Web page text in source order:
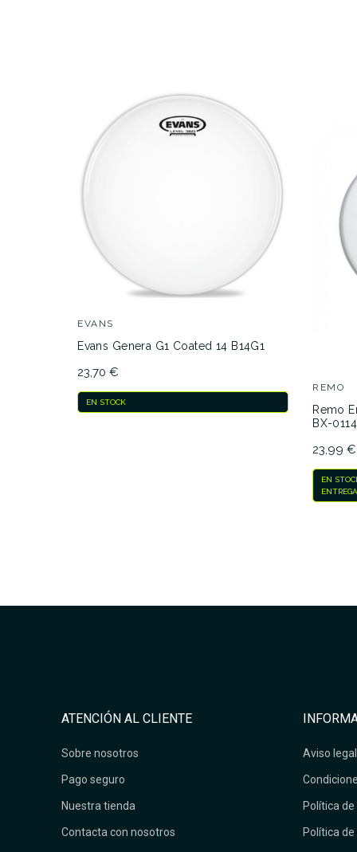
EVANS
Evans Genera G1 Coated 14 B14G1
23,70 €
EN STOCK
REMO
Remo
BX-
23,99 €
EN
ATENCIÓN AL CLIENTE
Sobre nosotros
Pago seguro
Nuestra tienda
Contacta con nosotros
Aviso legal
Política
Política de